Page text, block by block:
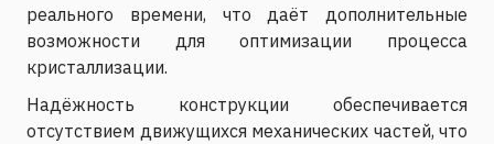
реального времени, что даёт дополнительные
возможности для оптимизации процесса
кристаллизации.
Надёжность конструкции обеспечивается
отсутствием движущихся механических частей, что